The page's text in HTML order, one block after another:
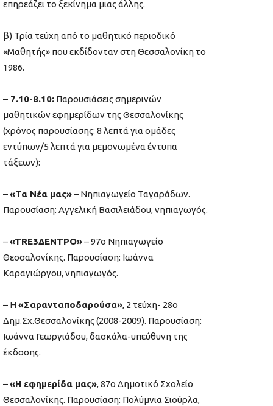
επηρεάζει το ξεκίνημα μιας άλλης.
β) Τρία τεύχη από το μαθητικό περιοδικό
«Μαθητής» που εκδίδονταν στη Θεσσαλονίκη το
1986.
– 7.10-8.10: Παρουσιάσεις σημερινών
μαθητικών εφημερίδων της Θεσσαλονίκης
(χρόνος παρουσίασης: 8 λεπτά για ομάδες
εντύπων/5 λεπτά για μεμονωμένα έντυπα
τάξεων):
–«Τα Νέα μας»– Νηπιαγωγείο Ταγαράδων.
Παρουσίαση: Αγγελική Βασιλειάδου, νηπιαγωγός.
–«TRE3ΔΕΝΤΡΟ»– 97ο Νηπιαγωγείο
Θεσσαλονίκης. Παρουσίαση: Ιωάννα
Καραγιώργου, νηπιαγωγός.
– Η«Σαρανταποδαρούσα», 2 τεύχη- 28ο
Δημ.Σχ.Θεσσαλονίκης (2008-2009). Παρουσίαση:
Ιωάννα Γεωργιάδου, δασκάλα-υπεύθυνη της
έκδοσης.
–«Η εφημερίδα μας», 87ο Δημοτικό Σχολείο
Θεσσαλονίκης. Παρουσίαση: Πολύμνια Σιούρλα,